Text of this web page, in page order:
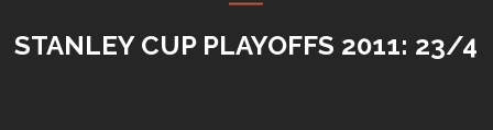
STANLEY CUP PLAYOFFS 2011: 23/4